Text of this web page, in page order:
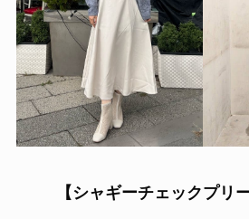
【 シャギーチェックプリ